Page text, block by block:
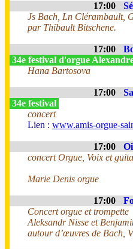
17:00
Js Bach, Ln Clérambault,
par Thibault Bitschene.
17:00
34e festival d'orgue
Hana Bartosova
17:00
34e festival
concert
Lien : www.amis-orgue-
17:00
concert Orgue, Voix et
Marie Denis orgue
17:00
Concert orgue et trompette
Aleksandr Nisse et
autour d’œuvres de Bach,